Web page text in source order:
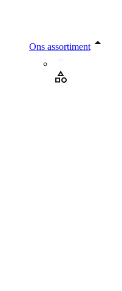
Ons assortiment